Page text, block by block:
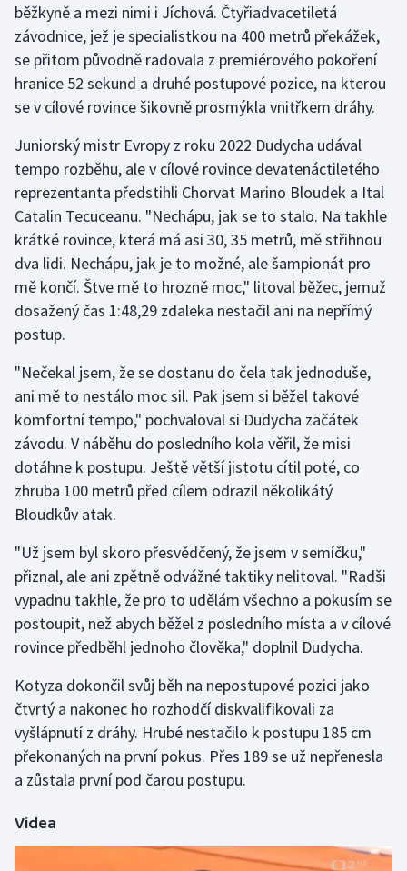
běžkyně a mezi nimi i Jíchová. Čtyřiadvacetiletá
závodnice, jež je specialistkou na 400 metrů překážek,
se přitom původně radovala z premiérového pokoření
hranice 52 sekund a druhé postupové pozice, na kterou
se v cílové rovince šikovně prosmýkla vnitřkem dráhy.
Juniorský mistr Evropy z roku 2022 Dudycha udával
tempo rozběhu, ale v cílové rovince devatenáctiletého
reprezentanta předstihli Chorvat Marino Bloudek a Ital
Catalin Tecuceanu. "Nechápu, jak se to stalo. Na takhle
krátké rovince, která má asi 30, 35 metrů, mě střihnou
dva lidi. Nechápu, jak je to možné, ale šampionát pro
mě končí. Štve mě to hrozně moc," litoval běžec, jemuž
dosažený čas 1:48,29 zdaleka nestačil ani na nepřímý
postup.
"Nečekal jsem, že se dostanu do čela tak jednoduše,
ani mě to nestálo moc sil. Pak jsem si běžel takové
komfortní tempo," pochvaloval si Dudycha začátek
závodu. V náběhu do posledního kola věřil, že misi
dotáhne k postupu. Ještě větší jistotu cítil poté, co
zhruba 100 metrů před cílem odrazil několikátý
Bloudkův atak.
"Už jsem byl skoro přesvědčený, že jsem v semíčku,"
přiznal, ale ani zpětně odvážné taktiky nelitoval. "Radši
vypadnu takhle, že pro to udělám všechno a pokusím se
postoupit, než abych běžel z posledního místa a v cílové
rovince předběhl jednoho člověka," doplnil Dudycha.
Kotyza dokončil svůj běh na nepostupové pozici jako
čtvrtý a nakonec ho rozhodčí diskvalifikovali za
vyšlápnutí z dráhy. Hrubé nestačilo k postupu 185 cm
překonaných na první pokus. Přes 189 se už nepřenesla
a zůstala první pod čarou postupu.
Videa